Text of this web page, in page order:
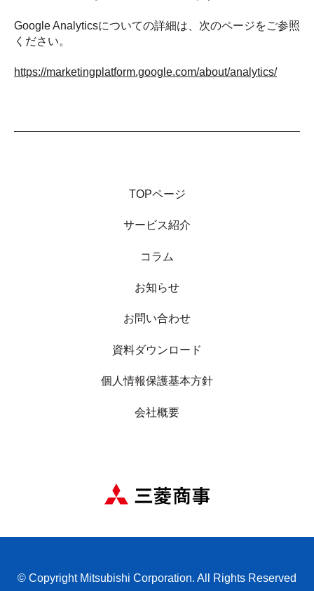
Google Analyticsについての詳細は、次のページをご参照
ください。
https://marketingplatform.google.com/about/analytics/
TOPページ
サービス紹介
コラム
お知らせ
お問い合わせ
資料ダウンロード
個人情報保護基本方針
会社概要
© Copyright Mitsubishi Corporation. All Rights Reserved